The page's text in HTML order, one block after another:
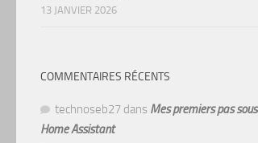
13 JANVIER 2026
COMMENTAIRES RÉCENTS
technoseb27 dans Mes premiers pas sous
Home Assistant